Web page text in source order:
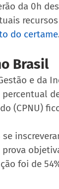
da 0h
do certame
Brasil
e da
(CPNU)
se
foi de